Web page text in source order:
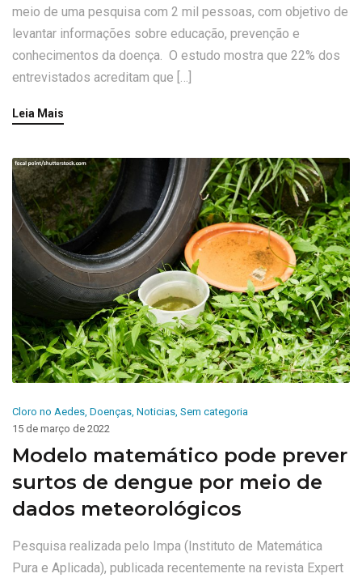
meio de uma pesquisa com 2 mil pessoas, com objetivo de
levantar informações sobre educação, prevenção e
conhecimentos da doença. O estudo mostra que 22% dos
entrevistados acreditam que […]
Leia Mais
Cloro no Aedes, Doenças, Noticias, Sem categoria
15 de março de 2022
Modelo matemático pode prever
surtos de dengue por meio de
dados meteorológicos
Pesquisa realizada pelo Impa (Instituto de Matemática
Pura e Aplicada), publicada recentemente na revista Expert